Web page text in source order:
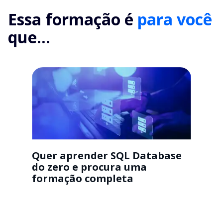
Essa formação é para você
que...
Quer aprender SQL Database
do zero e procura uma
formação completa